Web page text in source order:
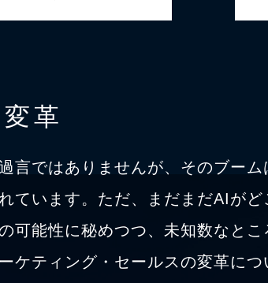
革
言ではありませんが、そのブー
ています。ただ、まだまだAIがど
可能性に秘めつつ、未知数なとこ
ケティング・セールスの変革に